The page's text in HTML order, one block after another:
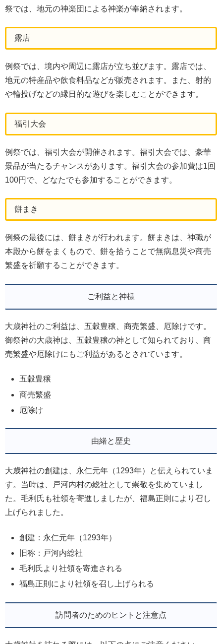
祭では、地元の神楽団による神楽が奉納されます。
露店
例祭では、境内や周辺に露店が立ち並びます。露店では、
地元の特産品や飲食料品などが販売されます。また、射的
や輪投げなどの縁日的な遊びを楽しむことができます。
福引大会
例祭では、福引大会が開催されます。福引大会では、豪華
景品が当たるチャンスがあります。福引大会の参加費は1回
100円で、どなたでも参加することができます。
餅まき
例祭の最後には、餅まきが行われます。餅まきは、神職が
本殿から餅をまくもので、餅を拾うことで無病息災や商売
繁盛を祈願することができます。
ご利益と神様
大歳神社のご利益は、五穀豊穣、商売繁盛、厄除けです。
御祭神の大歳神は、五穀豊穣の神として知られており、商
売繁盛や厄除けにもご利益があるとされています。
五穀豊穣
商売繁盛
厄除け
由緒と歴史
大歳神社の創建は、永仁元年（1293年）と伝えられていま
す。当時は、戸河内村の総社として崇敬を集めていまし
た。毛利氏も社領を寄進しましたが、福島正則により召し
上げられました。
創建：永仁元年（1293年）
旧称：戸河内総社
毛利氏より社領を寄進される
福島正則により社領を召し上げられる
訪問者のためのヒントと注意点